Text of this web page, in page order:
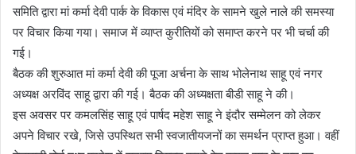
समिति द्वारा मां कर्मा देवी पार्क के विकास एवं मंदिर के सामने खुले नाले की समस्या
पर विचार किया गया। समाज में व्याप्त कुरीतियों को समाप्त करने पर भी चर्चा की
गई।
बैठक की शुरुआत मां कर्मा देवी की पूजा अर्चना के साथ भोलेनाथ साहू एवं नगर
अध्यक्ष अरविंद साहू द्वारा की गई। बैठक की अध्यक्षता बीडी साहू ने की।
इस अवसर पर कमलसिंह साहू एवं पार्षद महेश साहू ने इंदौर सम्मेलन को लेकर
अपने विचार रखे, जिसे उपस्थित सभी स्वजातीयजनों का समर्थन प्राप्त हुआ। वहीं